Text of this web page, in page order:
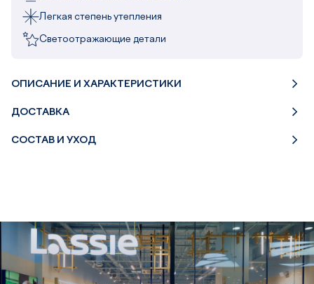
Легкая степень утепления
Светоотражающие детали
ОПИСАНИЕ И ХАРАКТЕРИСТИКИ
ДОСТАВКА
СОСТАВ И УХОД